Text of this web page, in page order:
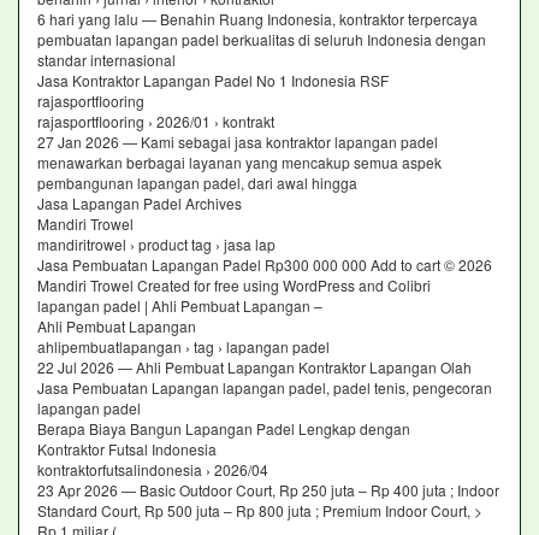
6 hari yang lalu — Benahin Ruang Indonesia, kontraktor terpercaya
pembuatan lapangan padel berkualitas di seluruh Indonesia dengan
standar internasional
Jasa Kontraktor Lapangan Padel No 1 Indonesia RSF
rajasportflooring
rajasportflooring › 2026/01 › kontrakt
27 Jan 2026 — Kami sebagai jasa kontraktor lapangan padel
menawarkan berbagai layanan yang mencakup semua aspek
pembangunan lapangan padel, dari awal hingga
Jasa Lapangan Padel Archives
Mandiri Trowel
mandiritrowel › product tag › jasa lap
Jasa Pembuatan Lapangan Padel Rp300 000 000 Add to cart © 2026
Mandiri Trowel Created for free using WordPress and Colibri
lapangan padel | Ahli Pembuat Lapangan –
Ahli Pembuat Lapangan
ahlipembuatlapangan › tag › lapangan padel
22 Jul 2026 — Ahli Pembuat Lapangan Kontraktor Lapangan Olah
Jasa Pembuatan Lapangan lapangan padel, padel tenis, pengecoran
lapangan padel
Berapa Biaya Bangun Lapangan Padel Lengkap dengan
Kontraktor Futsal Indonesia
kontraktorfutsalindonesia › 2026/04
23 Apr 2026 — Basic Outdoor Court, Rp 250 juta – Rp 400 juta ; Indoor
Standard Court, Rp 500 juta – Rp 800 juta ; Premium Indoor Court, >
Rp 1 miliar (